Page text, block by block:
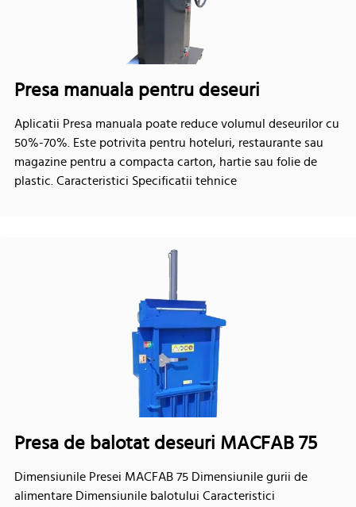
Presa manuala pentru deseuri
Aplicatii Presa manuala poate reduce volumul deseurilor cu
50%-70%. Este potrivita pentru hoteluri, restaurante sau
magazine pentru a compacta carton, hartie sau folie de
plastic. Caracteristici Specificatii tehnice
Presa de balotat deseuri MACFAB 75
Dimensiunile Presei MACFAB 75 Dimensiunile gurii de
alimentare Dimensiunile balotului Caracteristici